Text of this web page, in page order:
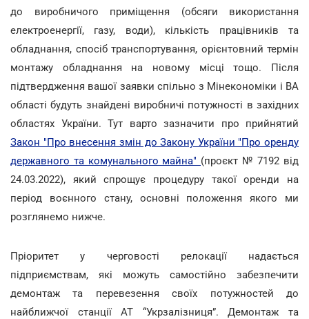
до виробничого приміщення (обсяги використання
електроенергії, газу, води), кількість працівників та
обладнання, спосіб транспортування, орієнтовний термін
монтажу обладнання на новому місці тощо. Після
підтвердження вашої заявки спільно з Мінекономіки і ВА
області будуть знайдені виробничі потужності в західних
областях України. Тут варто зазначити про прийнятий
Закон "Про внесення змін до Закону України "Про оренду
державного та комунального майна" (проєкт № 7192 від
24.03.2022), який спрощує процедуру такої оренди на
період воєнного стану, основні положення якого ми
розглянемо нижче.
Пріоритет у черговості релокації надається
підприємствам, які можуть самостійно забезпечити
демонтаж та перевезення своїх потужностей до
найближчої станції АТ “Укрзалізниця”. Демонтаж та